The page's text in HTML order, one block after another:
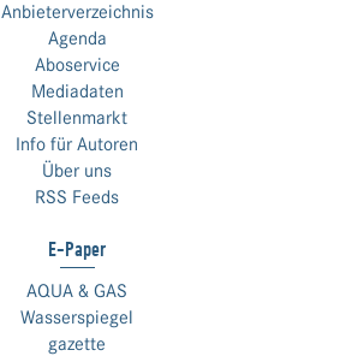
Anbieterverzeichnis
Agenda
Aboservice
Mediadaten
Stellenmarkt
Info für Autoren
Über uns
RSS Feeds
E-Paper
AQUA & GAS
Wasserspiegel
gazette